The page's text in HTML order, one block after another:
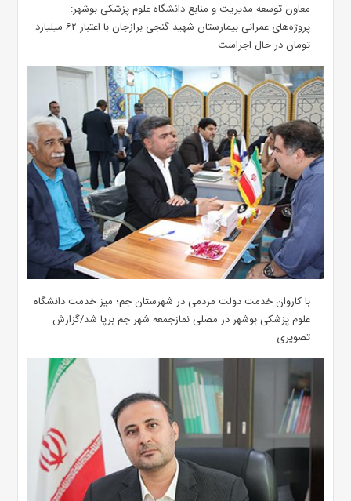
معاون توسعه مدیریت و منابع دانشگاه علوم پزشکی بوشهر:
پروژه‌های عمرانی بیمارستان شهید گنجی برازجان با اعتبار ۶۲ میلیارد
تومان در حال اجراست
با کاروان خدمت دولت مردمی در شهرستان جم؛ میز خدمت دانشگاه
علوم پزشکی بوشهر در مصلی نمازجمعه شهر جم برپا شد/گزارش
تصویری